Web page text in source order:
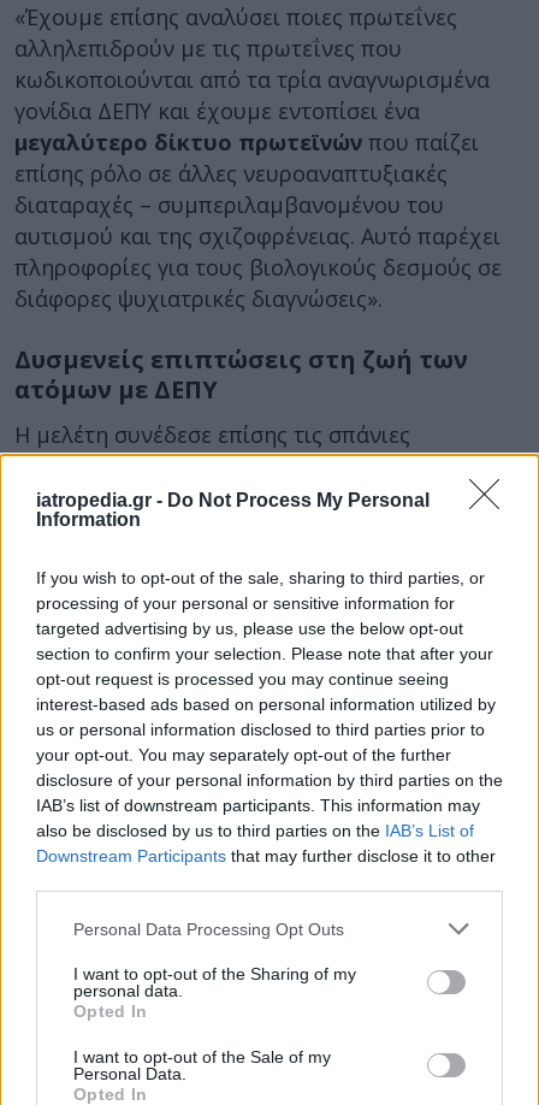
iatropedia.gr - Do Not Process My Personal
Information
If you wish to opt-out of the sale, sharing to third parties, or
processing of your personal or sensitive information for
targeted advertising by us, please use the below opt-out
section to confirm your selection. Please note that after your
opt-out request is processed you may continue seeing
interest-based ads based on personal information utilized by
us or personal information disclosed to third parties prior to
your opt-out. You may separately opt-out of the further
disclosure of your personal information by third parties on the
IAB’s list of downstream participants. This information may
also be disclosed by us to third parties on the IAB’s List of
Downstream Participants that may further disclose it to other
Personal Data Processing Opt Outs
I want to opt-out of the Sharing of my
personal data.
Opted In
I want to opt-out of the Sale of my
Personal Data.
Opted In
«Έχουμε επίσης αναλύσει ποιες πρωτεΐνες
αλληλεπιδρούν με τις πρωτεΐνες που
κωδικοποιούνται από τα τρία αναγνωρισμένα
γονίδια ΔΕΠΥ και έχουμε εντοπίσει ένα
μεγαλύτερο δίκτυο πρωτεϊνών που παίζει
επίσης ρόλο σε άλλες νευροαναπτυξιακές
διαταραχές – συμπεριλαμβανομένου του
αυτισμού και της σχιζοφρένειας. Αυτό παρέχει
πληροφορίες για τους βιολογικούς δεσμούς σε
διάφορες ψυχιατρικές διαγνώσεις».
Δυσμενείς επιπτώσεις στη ζωή των
ατόμων με ΔΕΠΥ
Η μελέτη συνέδεσε επίσης τις σπάνιες
μεταλλάξεις μεδυσμενείς δείκτες ζωής.
Άτομα με ΔΕΠΥ και τα συγκεκριμένα
μορφωτικό επίπεδοκαι αυξημένη πιθανότητα
κοινωνικοοικονομικών δυσκολιών, παρ’όλο από
τη μελέτη είχαν αποκλειστεί άτομα με νοητική
υστέρηση.
Σε ενήλικες συμμετέχοντες, οι μεταλλάξεις
σχετίστηκανμε ελαφρώς χαμηλότερη
γνωστική επίδοση(περίπου 2,25 μονάδες IQ
ανά μετάλλαξη).
Οι ερευνητές σημειώνουν ότι αυτά τα τρία
γονίδια αποτελούν μόνο την αρχή, καθώς
πολλές ακόμη σπάνιες παραλλαγές υψηλού
Εντούτοις, ηχαρτογράφησή
τους ανοίγει νέους
δρόμους για την κατανόηση της βιολογίας της
ΔΕΠΥ και μελλοντικά μπορεί να συμβάλει στον
σχεδιασμό πιο στοχευμένων θεραπειών